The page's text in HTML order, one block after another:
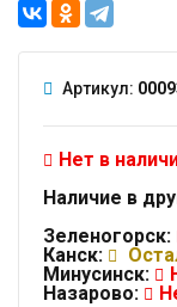
Артикул:
Нет в
Наличие в
Зеленогорск:
Канск:
Минусинск:
Назарово: